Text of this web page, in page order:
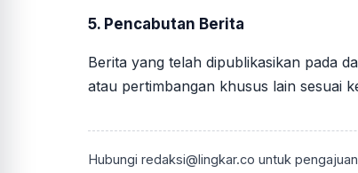
5. Pencabutan Berita
Berita yang telah dipublikasikan pada
atau pertimbangan khusus lain sesuai
Hubungi redaksi@lingkar.co untuk